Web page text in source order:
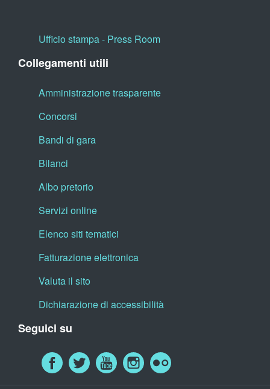
Ufficio stampa - Press Room
Collegamenti utili
Amministrazione trasparente
Concorsi
Bandi di gara
Bilanci
Albo pretorio
Servizi online
Elenco siti tematici
Fatturazione elettronica
Valuta il sito
Dichiarazione di accessibilità
Seguici su